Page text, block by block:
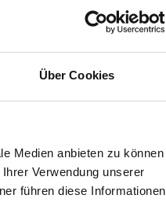
Über Cookies
Medien anbieten zu können
Verwendung unserer
führen diese Informationen